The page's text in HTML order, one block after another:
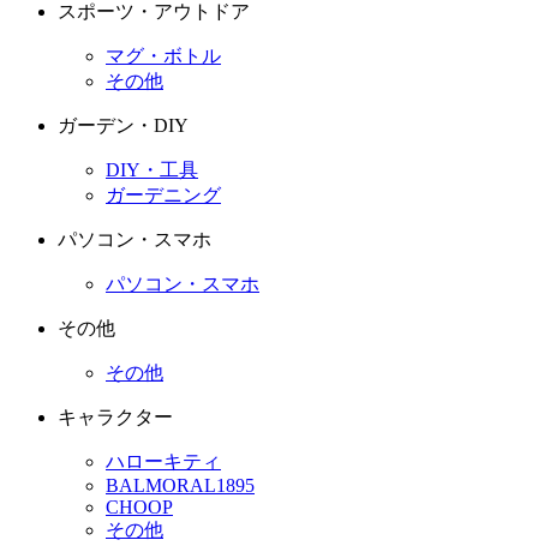
スポーツ・アウトドア
マグ・ボトル
その他
ガーデン・DIY
DIY・工具
ガーデニング
パソコン・スマホ
パソコン・スマホ
その他
その他
キャラクター
ハローキティ
BALMORAL1895
CHOOP
その他